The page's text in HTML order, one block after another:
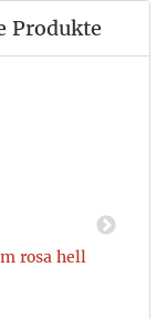
Produkte
rosa hell